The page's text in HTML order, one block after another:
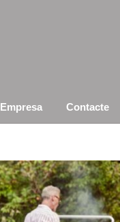
Empresa Contacte